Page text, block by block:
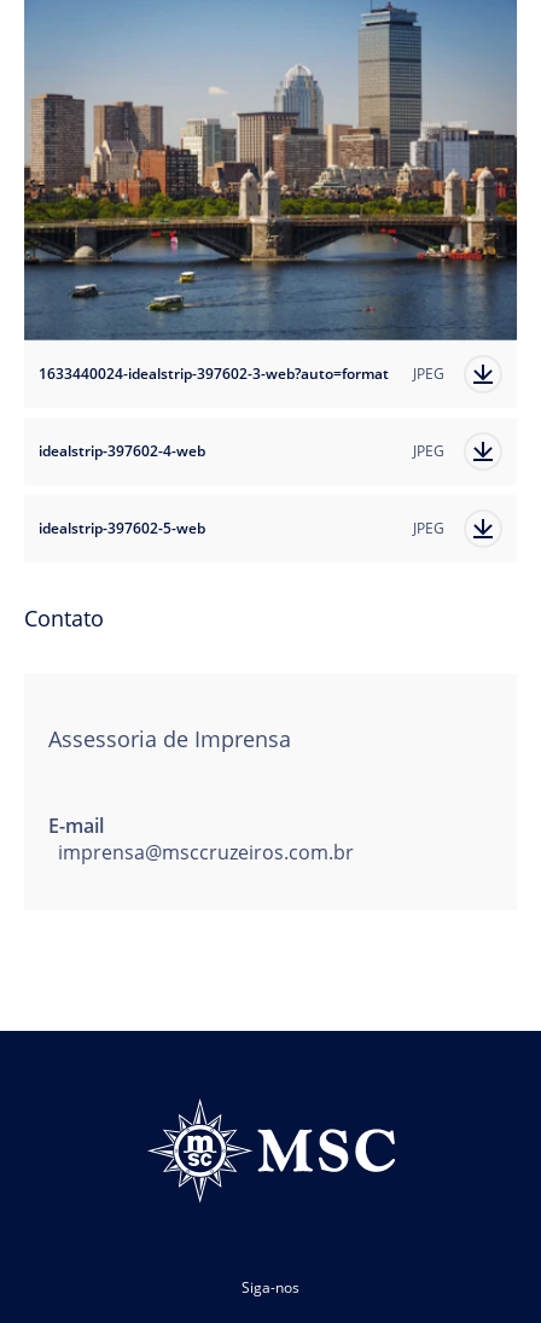
1633440024-idealstrip-397602-3-web?auto=format JPEG
idealstrip-397602-4-web JPEG
idealstrip-397602-5-web JPEG
Contato
Assessoria de Imprensa
E-mail
imprensa@msccruzeiros.com.br
Siga-nos